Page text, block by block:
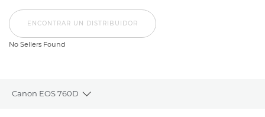
ENCONTRAR UN DISTRIBUIDOR
No Sellers Found
Canon EOS 760D
Toggle breadcrumbs